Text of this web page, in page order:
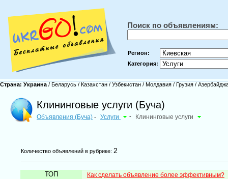
Поиск по объявлениям:
Регион:
Категория:
Страна: Украина / Беларусь / Казахстан / Узбекистан / Молдавия / Грузия /
Клининговые услуги (Буча)
Объявления (Буча) - Услуги - Клининговые услуги
Количество объявлений в рубрике: 2
ТОП Как сделать объявление более эффективным?